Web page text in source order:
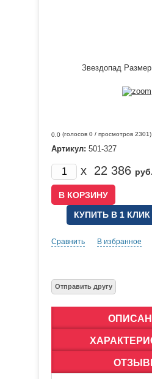
0.0 (голосов 0 / просмотров 2301)
Артикул: 501-327
x 22 386 руб.
КУПИТЬ В 1 КЛИК
Сравнить В избранное